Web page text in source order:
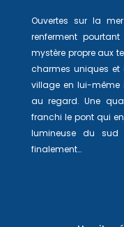
Ouvertes sur la
renferment
mystère propre aux
charmes uniques et
village en lui-même
au regard. Une
franchi le pont qui
lumineuse du sud
finalement…